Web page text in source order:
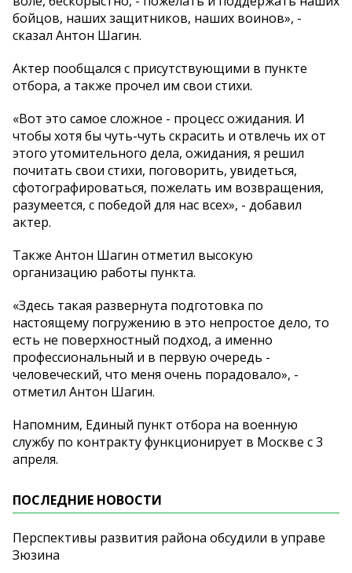
бойцов, наших защитников, наших воинов», -
сказал Антон Шагин.
Актер пообщался с присутствующими в пункте
отбора, а также прочел им свои стихи.
«Вот это самое сложное - процесс ожидания. И
чтобы хотя бы чуть-чуть скрасить и отвлечь их от
этого утомительного дела, ожидания, я решил
почитать свои стихи, поговорить, увидеться,
сфотографироваться, пожелать им возвращения,
разумеется, с победой для нас всех», - добавил
актер.
Также Антон Шагин отметил высокую
организацию работы пункта.
«Здесь такая развернута подготовка по
настоящему погружению в это непростое дело, то
есть не поверхностный подход, а именно
профессиональный и в первую очередь -
человеческий, что меня очень порадовало», -
отметил Антон Шагин.
Напомним, Единый пункт отбора на военную
службу по контракту функционирует в Москве с 3
апреля.
ПОСЛЕДНИЕ НОВОСТИ
Перспективы развития района обсудили в управе
Зюзина